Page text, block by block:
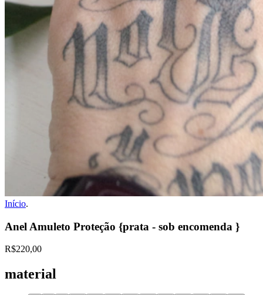
Início.
Anel Amuleto Proteção {prata - sob encomenda }
R$220,00
material